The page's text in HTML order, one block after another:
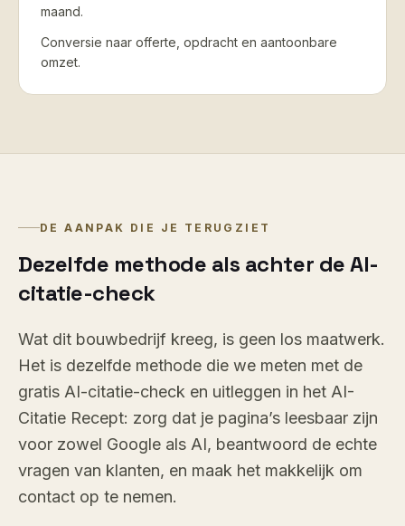
maand.
Conversie naar offerte, opdracht en aantoonbare
omzet.
DE AANPAK DIE JE TERUGZIET
Dezelfde methode als achter de AI-
citatie-check
Wat dit bouwbedrijf kreeg, is geen los maatwerk.
Het is dezelfde methode die we meten met de
gratis AI-citatie-check en uitleggen in het AI-
Citatie Recept: zorg dat je pagina’s leesbaar zijn
voor zowel Google als AI, beantwoord de echte
vragen van klanten, en maak het makkelijk om
contact op te nemen.